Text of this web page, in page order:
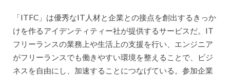
「ITFC」は優秀なIT人材と企業との接点を創出するきっか
けを作るアイデンティティー社が提供するサービスだ。IT
フリーランスの業務上や生活上の支援を行い、エンジニア
がフリーランスでも働きやすい環境を整えることで、ビジ
ネスを自由にし、加速することにつなげている。参加企業